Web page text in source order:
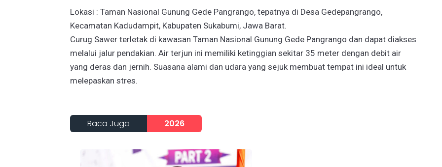
Lokasi : Taman Nasional Gunung Gede Pangrango, tepatnya di Desa Gedepangrango,
Kecamatan Kadudampit, Kabupaten Sukabumi, Jawa Barat.
Curug Sawer terletak di kawasan Taman Nasional Gunung Gede Pangrango dan dapat diakses
melalui jalur pendakian. Air terjun ini memiliki ketinggian sekitar 35 meter dengan debit air
yang deras dan jernih. Suasana alami dan udara yang sejuk membuat tempat ini ideal untuk
melepaskan stres.
Baca Juga 2026